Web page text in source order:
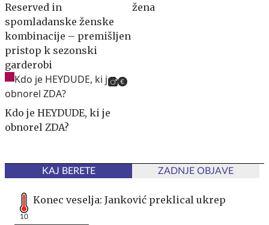
Reserved in
spomladanske ženske
kombinacije – premišljen
pristop k sezonski
garderobi
žena
Kdo je HEYDUDE, ki je
obnorel ZDA?
KAJ BERETE ZADNJE OBJAVE
10
Konec veselja: Janković preklical ukrep